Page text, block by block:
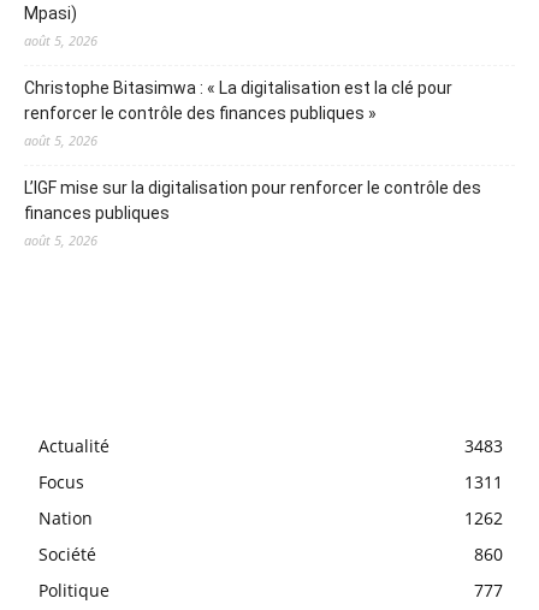
Mpasi)
août 5, 2026
Christophe Bitasimwa : « La digitalisation est la clé pour
renforcer le contrôle des finances publiques »
août 5, 2026
L’IGF mise sur la digitalisation pour renforcer le contrôle des
finances publiques
août 5, 2026
Actualité
3483
Focus
1311
Nation
1262
Société
860
Politique
777